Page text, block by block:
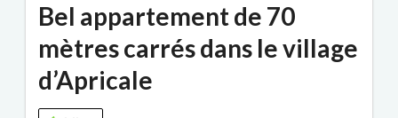
Bel appartement de 70
mètres carrés dans le village
d’Apricale